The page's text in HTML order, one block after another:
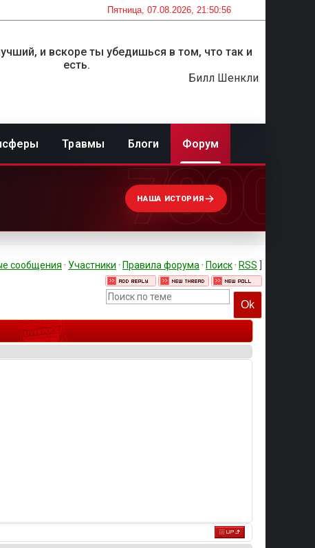
Пятница, 07.08.2026, 21:50:56
и вскоре ты убедишься в том, что так и
есть.
Билл Шенкли
Травмы Блоги Форум
7000
НАША ИСТОРИЯ
сообщения · Участники · Правила форума · Поиск · RSS